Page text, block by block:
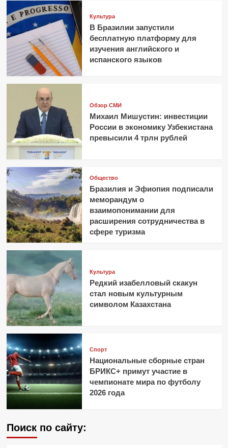
Культура
В Бразилии запустили
бесплатную платформу для
изучения английского и
испанского языков
Обзор СМИ
Михаил Мишустин: инвестиции
России в экономику Узбекистана
превысили 4 трлн рублей
Общество
Бразилия и Эфиопия подписали
меморандум о
взаимопонимании для
расширения сотрудничества в
сфере туризма
Культура
Редкий изабелловый скакун
стал новым культурным
символом Казахстана
Спорт
Национальные сборные стран
БРИКС+ примут участие в
чемпионате мира по футболу
2026 года
Поиск по сайту: